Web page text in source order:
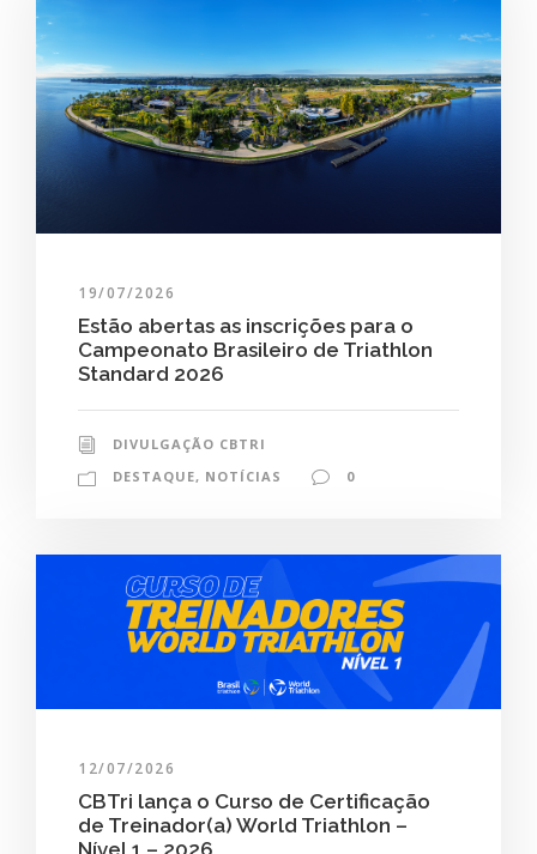
19/07/2026
Estão abertas as inscrições para o
Campeonato Brasileiro de Triathlon
Standard 2026
DIVULGAÇÃO CBTRI
DESTAQUE, NOTÍCIAS 0
12/07/2026
CBTri lança o Curso de Certificação
de Treinador(a) World Triathlon –